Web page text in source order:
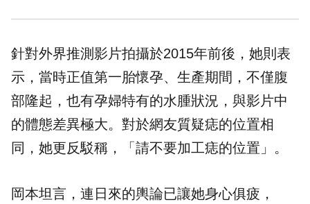
針對外界推測影片拍攝於2015年前後，她則表
示，當時正值第一胎懷孕、生產期間，不僅腹
部隆起，也有孕婦特有的水腫狀況，與影片中
的體態差異極大。對於網友質疑痣的位置相
同，她更反駁稱，「請不要加工痣的位置」。
岡本坦言，連日來的輿論已讓她身心俱疲，